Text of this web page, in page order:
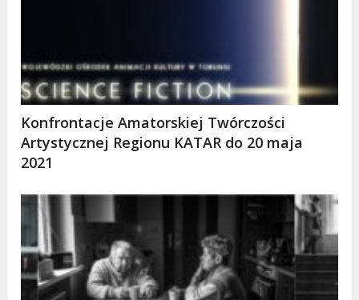
Konfrontacje Amatorskiej Twórczości
Artystycznej Regionu KATAR do 20 maja
2021